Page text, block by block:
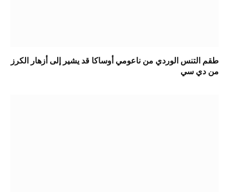
طقم التنس الوردي من ناعومي أوساكا قد يشير إلى أزهار الكرز
من دي سي